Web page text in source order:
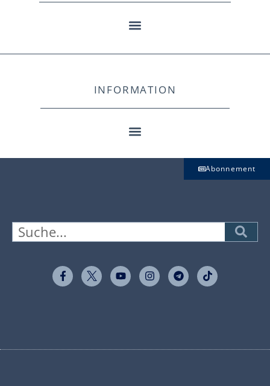
INFORMATION
Abonnement